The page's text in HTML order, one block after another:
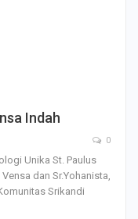
Indah
0
Unika St. Paulus
dan Sr.Yohanista,
Srikandi